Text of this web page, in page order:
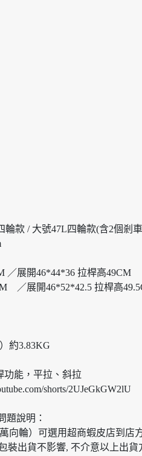
輪款 / 大號47L四輪款(含2個剎
／展開46*44*36 拉桿高49CM
／展開46*52*42.5 拉桿高
約3.83KG
功能，平拉、斜拉
shorts/2UJeGkGW2lU
題說明：
向輪）可選用超商蝦皮店到
裝出貨不影響, 不介意以上出貨